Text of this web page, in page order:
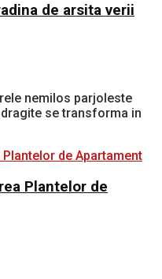
de arsita verii
nemilos parjoleste
se transforma in
Plantelor de